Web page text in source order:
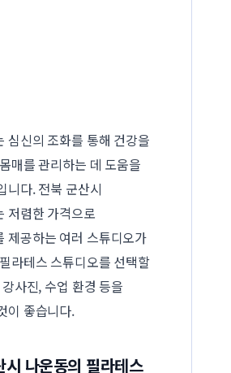
심신의 조화를 통해 건강을
매를 관리하는 데 도움을
니다. 전북 군산시
저렴한 가격으로
제공하는 여러 스튜디오가
라테스 스튜디오를 선택할
사진, 수업 환경 등을
이 좋습니다.
시 나운동의 필라테스